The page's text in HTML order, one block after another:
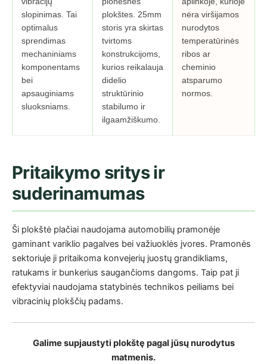
slopinimas. Tai
optimalus
sprendimas
mechaniniams
komponentams
bei
apsauginiams
sluoksniams.
plokštes. 25mm
storis yra skirtas
tvirtoms
konstrukcijoms,
kurios reikalauja
didelio
struktūrinio
stabilumo ir
ilgaamžiškumo.
nėra viršijamos
nurodytos
temperatūrinės
ribos ar
cheminio
atsparumo
normos.
Pritaikymo sritys ir
suderinamumas
Ši plokštė plačiai naudojama automobilių pramonėje
gaminant variklio pagalves bei važiuoklės įvores. Pramonės
sektoriuje ji pritaikoma konvejerių juostų grandikliams,
ratukams ir bunkerius saugančioms dangoms. Taip pat ji
efektyviai naudojama statybinės technikos peiliams bei
vibracinių plokščių padams.
Galime supjaustyti plokštę pagal jūsų nurodytus
matmenis.